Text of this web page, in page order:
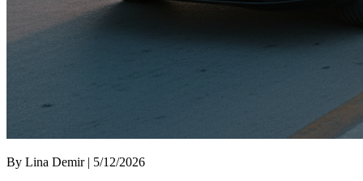
By Lina Demir | 5/12/2026